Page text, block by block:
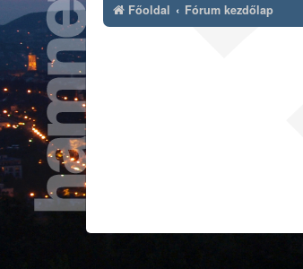
Főoldal Fórum kezdőlap